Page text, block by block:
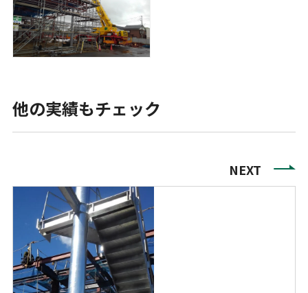
他の実績もチェック
NEXT